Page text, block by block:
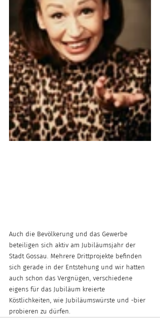
Auch die Bevölkerung und das Gewerbe
beteiligen sich aktiv am Jubiläumsjahr der
Stadt Gossau. Mehrere Drittprojekte befinden
sich gerade in der Entstehung und wir hatten
auch schon das Vergnügen, verschiedene
eigens für das Jubiläum kreierte
Köstlichkeiten, wie Jubiläumswürste und -bier
probieren zu dürfen.